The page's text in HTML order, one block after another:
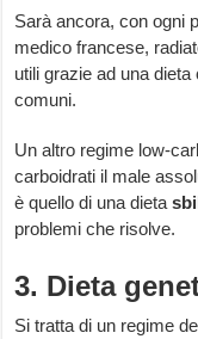
Sarà ancora, con ogni
medico francese,
utili grazie ad una
comuni.
Un altro regime low-
carboidrati il male
è quello di una dieta
problemi che risolve.
3. Dieta
Si tratta di un regime